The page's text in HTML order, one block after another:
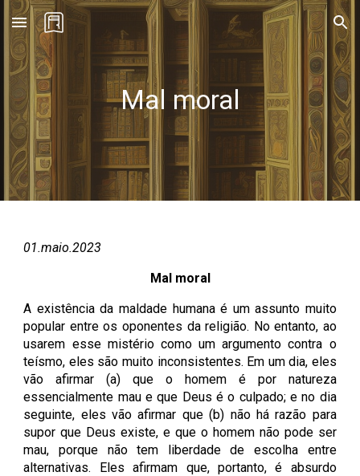
Skip to main content Skip to navigation
Mal moral
01.maio.2023
Mal moral
A existência da maldade humana é um assunto muito
popular entre os oponentes da religião. No entanto, ao
usarem esse mistério como um argumento contra o
teísmo, eles são muito inconsistentes. Em um dia, eles
vão afirmar (a) que o homem é por natureza
essencialmente mau e que Deus é o culpado; e no dia
seguinte, eles vão afirmar que (b) não há razão para
supor que Deus existe, e que o homem não pode ser
mau, porque não tem liberdade de escolha entre
alternativas. Eles afirmam que, portanto, é absurdo